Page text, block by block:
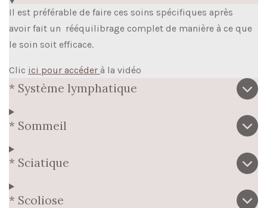
Il est préférable de faire ces soins spécifiques après
avoir fait un rééquilibrage complet de manière à ce que
le soin soit efficace.
Clic ici pour accéder à la vidéo
* Système lymphatique
* Sommeil
* Sciatique
* Scoliose